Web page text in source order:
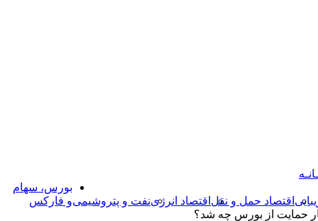
اقتصاد حمل و نقل اقتصاد انرژینفت و پتروشیمی
بورس، سهام
و فارکس
حمایت از بورس چه شد؟